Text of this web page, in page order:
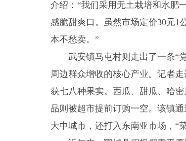
介绍：“我们采用无土栽培和水肥
感脆甜爽口。虽然市场定价30元1
本不愁卖。”
武安镇马屯村则走出了一条“
周边群众增收的核心产业。记者
获七八种果实。西瓜、甜瓜、哈
品则被超市提前订购一空。该镇
大中城市，还打入东南亚市场，“